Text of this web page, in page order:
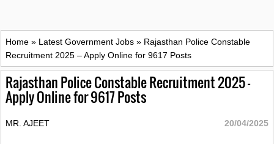
Home » Latest Government Jobs » Rajasthan Police Constable
Recruitment 2025 – Apply Online for 9617 Posts
Rajasthan Police Constable Recruitment 2025 –
Apply Online for 9617 Posts
MR. AJEET 20/04/2025